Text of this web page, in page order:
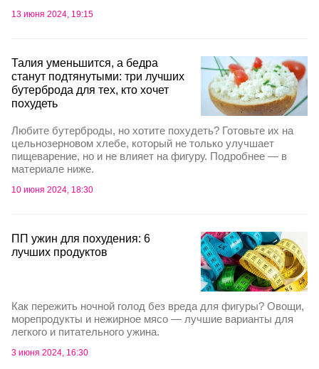
13 июня 2024, 19:15
Талия уменьшится, а бедра
станут подтянутыми: три лучших
бутерброда для тех, кто хочет
похудеть
Любите бутерброды, но хотите похудеть? Готовьте их на
цельнозерновом хлебе, который не только улучшает
пищеварение, но и не влияет на фигуру. Подробнее — в
материале ниже.
10 июня 2024, 18:30
ПП ужин для похудения: 6
лучших продуктов
Как пережить ночной голод без вреда для фигуры? Овощи,
морепродукты и нежирное мясо — лучшие варианты для
легкого и питательного ужина.
3 июня 2024, 16:30